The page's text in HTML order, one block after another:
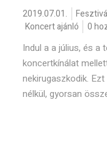
2019.07.01.
Koncert ajánló
0
Indul a a július, és a
koncertkínálat
nekirugaszkodik.
nélkül, gyorsan